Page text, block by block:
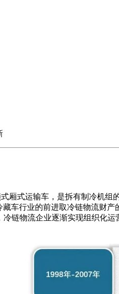
式运输车，是拆有制冷机组
车行业的前进取冷链物流财
冷链物流企业逐渐实现组织化